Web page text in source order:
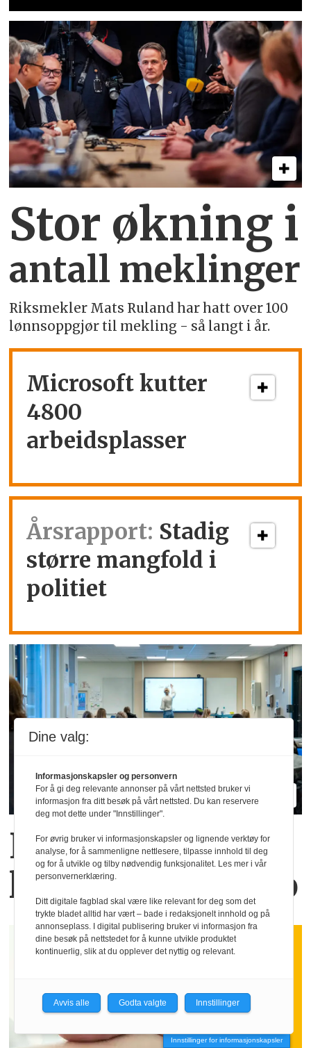
Stor økning i
antall meklinger
Riksmekler Mats Ruland har hatt over 100
lønnsoppgjør til mekling - så langt i år.
Microsoft kutter
4800
arbeidsplasser
Årsrapport: Stadig
større mangfold i
politiet
Flere lærere opp­
lever vold på jobb
Innstillinger for informasjonskapsler
Dine valg:
Informasjonskapsler og personvern
For å gi deg relevante annonser på vårt nettsted bruker vi
informasjon fra ditt besøk på vårt nettsted. Du kan reservere
deg mot dette under "Innstillinger".
For øvrig bruker vi informasjonskapsler og lignende verktøy for
analyse, for å sammenligne nettlesere, tilpasse innhold til deg
og for å utvikle og tilby nødvendig funksjonalitet. Les mer i vår
personvernerklæring.
Ditt digitale fagblad skal være like relevant for deg som det
trykte bladet alltid har vært – bade i redaksjonelt innhold og på
annonseplass. I digital publisering bruker vi informasjon fra
dine besøk på nettstedet for å kunne utvikle produktet
kontinuerlig, slik at du opplever det nyttig og relevant.
Avvis alle Godta valgte Innstillinger